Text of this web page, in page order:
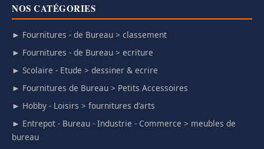
NOS CATÉGORIES
► Fournitures - de Bureau > classement
► Fournitures - de Bureau > ecriture
► Scolaire - Etude > dessiner & ecrire
► Fournitures de Bureau > Petits Accessoires
► Hobby - Loisirs > fournitures d'arts
► Entrepot - Bureau - Industrie - Commerce > meubles de
bureau